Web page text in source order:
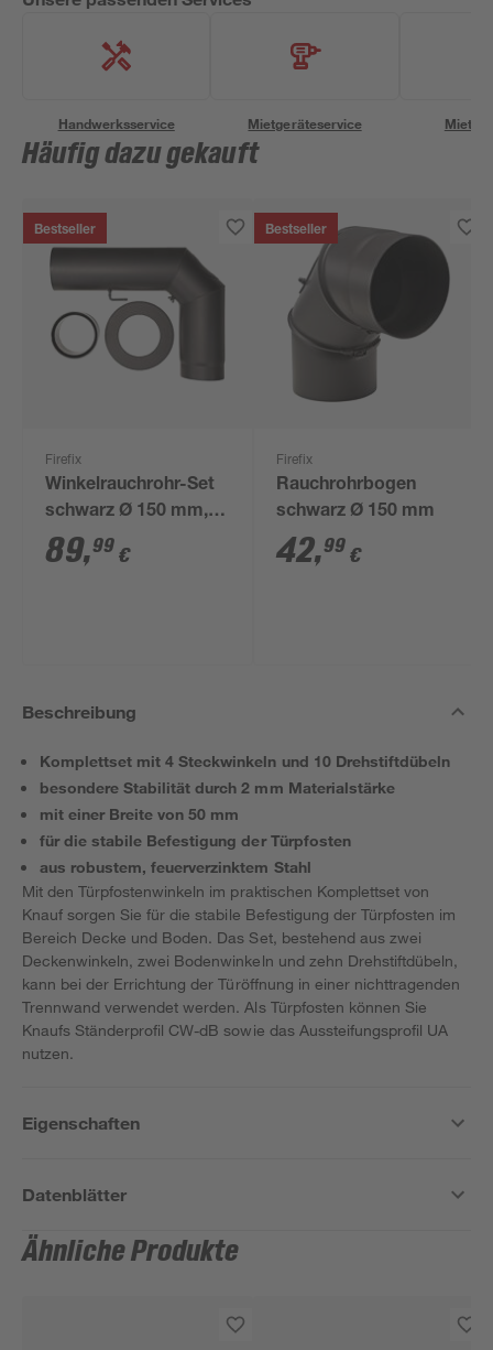
Handwerksservice Mietgeräteservice
Häufig dazu gekauft
Bestseller
Firefix
Winkelrauchrohr-Set
schwarz Ø 150 mm,
3-teilig
89,99 €
Bestseller
Firefix
Rauchrohrbogen
schwarz Ø 150 mm
42,99 €
Beschreibung
Komplettset mit 4 Steckwinkeln und 10 Drehstiftdübeln
besondere Stabilität durch 2 mm Materialstärke
mit einer Breite von 50 mm
für die stabile Befestigung der Türpfosten
aus robustem, feuerverzinktem Stahl
Mit den Türpfostenwinkeln im praktischen Komplettset von
Knauf sorgen Sie für die stabile Befestigung der Türpfosten im
Bereich Decke und Boden. Das Set, bestehend aus zwei
Deckenwinkeln, zwei Bodenwinkeln und zehn Drehstiftdübeln,
kann bei der Errichtung der Türöffnung in einer nichttragenden
Trennwand verwendet werden. Als Türpfosten können Sie
Knaufs Ständerprofil CW-dB sowie das Aussteifungsprofil UA
nutzen.
Eigenschaften
Datenblätter
Ähnliche Produkte